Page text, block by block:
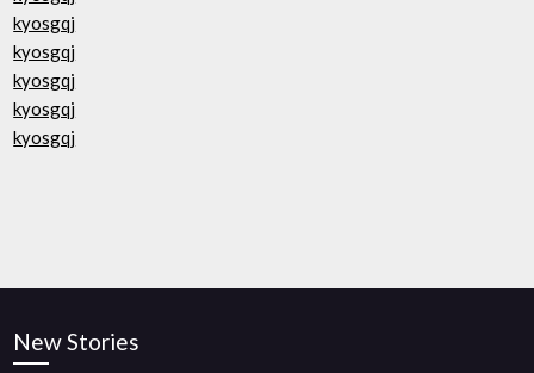
kyosgqj
kyosgqj
kyosgqj
kyosgqj
kyosgqj
New Stories